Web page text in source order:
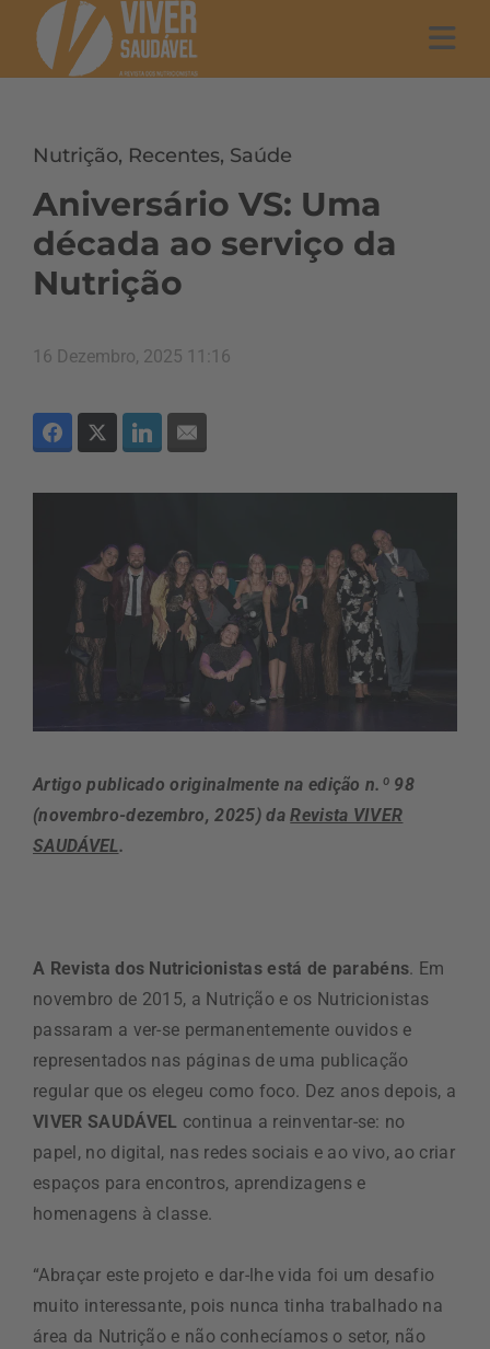
Nutrição, Recentes, Saúde
Aniversário VS: Uma
década ao serviço da
Nutrição
16 Dezembro, 2025 11:16
Artigo publicado originalmente na edição n.º 98
(novembro-dezembro, 2025) daRevista VIVER
SAUDÁVEL.
A Revista dos Nutricionistas está de parabéns. Em
novembro de 2015, a Nutrição e os Nutricionistas
passaram a ver-se permanentemente ouvidos e
representados nas páginas de uma publicação
regular que os elegeu como foco. Dez anos depois, a
VIVER SAUDÁVEL continua a reinventar-se: no
papel, no digital, nas redes sociais e ao vivo, ao criar
espaços para encontros, aprendizagens e
homenagens à classe.
“Abraçar este projeto e dar-lhe vida foi um desafio
muito interessante, pois nunca tinha trabalhado na
área da Nutrição e não conhecíamos o setor, não